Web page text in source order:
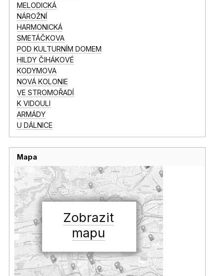
MELODICKÁ
NÁROŽNÍ
HARMONICKÁ
SMETÁČKOVA
POD KULTURNÍM DOMEM
HILDY ČIHÁKOVÉ
KODYMOVA
NOVÁ KOLONIE
VE STROMOŘADÍ
K VIDOULI
ARMÁDY
U DÁLNICE
Mapa
Zobrazit
mapu